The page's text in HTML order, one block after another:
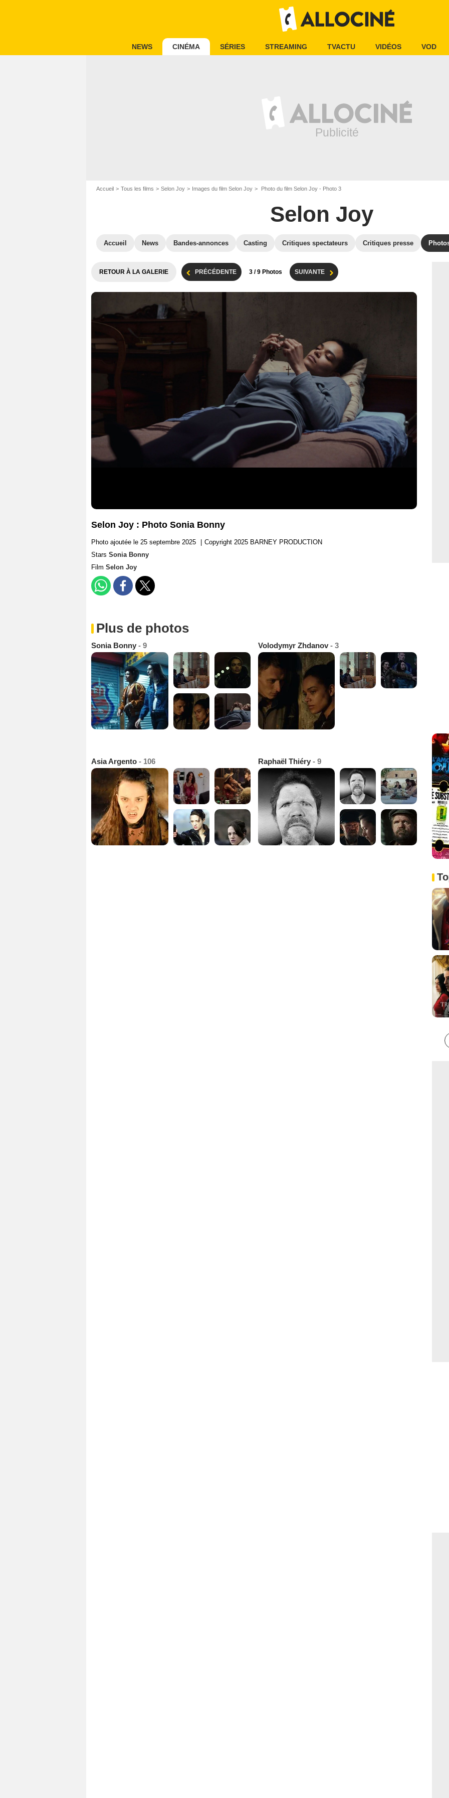
NEWS CINÉMA SÉRIES STREAMING TVACTU VIDÉOS VOD
Accueil Tous les films Selon Joy Images du film Selon Joy Photo du film Selon Joy - Photo 3
Selon Joy
Accueil News Bandes-annonces Casting Critiques spectateurs Critiques presse
RETOUR À LA GALERIE PRÉCÉDENTE 3 / 9 Photos SUIVANTE
Selon Joy : Photo Sonia Bonny
Photo ajoutée le 25 septembre 2025
Copyright 2025 BARNEY PRODUCTION
Stars Sonia Bonny
Film Selon Joy
Plus de photos
Sonia Bonny - 9 Volodymyr Zhdanov - 3
Asia Argento - 106 Raphaël Thiéry - 9